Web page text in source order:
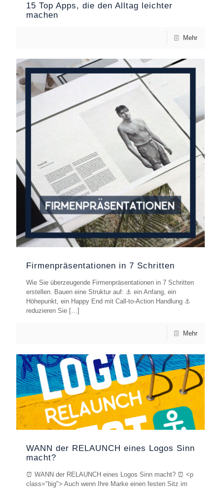
15 Top Apps, die den Alltag leichter
machen
Mehr
Firmenpräsentationen in 7 Schritten
Wie Sie überzeugende Firmenpräsentationen in 7 Schritten
erstellen. Bauen eine Struktur auf: ⚓️ ein Anfang, ein
Höhepunkt, ein Happy End mit Call-to-Action Handlung ⚓️
reduzieren Sie […]
Mehr
WANN der RELAUNCH eines Logos Sinn
macht?
⏰ WANN der RELAUNCH eines Logos Sinn macht? ⏰ <p
class="big"> Auch wenn Ihre Marke einen festen Sitz im